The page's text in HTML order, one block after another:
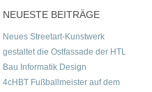
NEUESTE BEITRÄGE
Neues Streetart-Kunstwerk
gestaltet die Ostfassade der HTL
Bau Informatik Design
4cHBT Fußballmeister auf dem